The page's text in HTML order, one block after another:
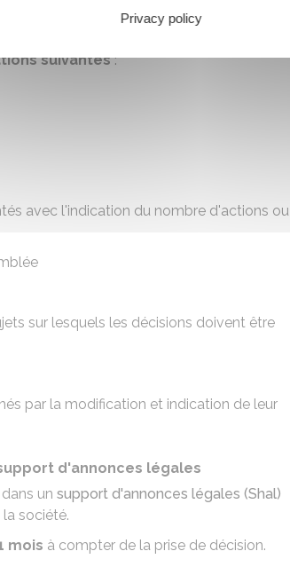
suivantes:
avec l'indication du nombre d'actions ou
sur lesquels les décisions doivent être
par la modification et indication de leur
d'annonces légales
un support d'annonces légales (Shal)
société.
mois à compter de la prise de décision.
Privacy policy